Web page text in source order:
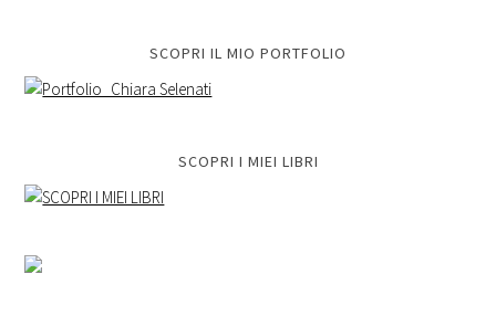
SCOPRI IL MIO PORTFOLIO
SCOPRI I MIEI LIBRI